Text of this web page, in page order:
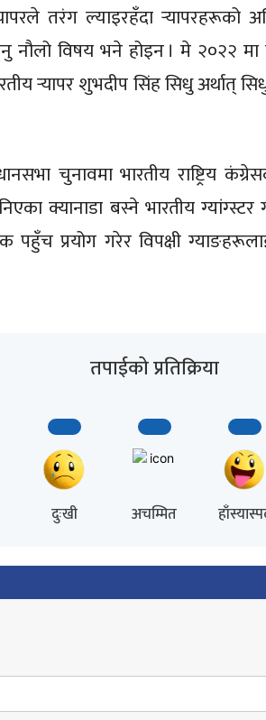
तरंग ल्याइरहँदा र्‍यापरहरूको
नौलो विषय भने होइन । मे २०२२
र्‍यापर शुभदीप सिंह सिधु अर्थात्
चुनावमा भारतीय राष्ट्रिय
क्यानाडा बस्ने भारतीय ग्यांग्स्टर
पहुँच प्रयोग गरेर विपक्षी
तपाईको प्रतिक्रिया
दुःखी अचम्मित